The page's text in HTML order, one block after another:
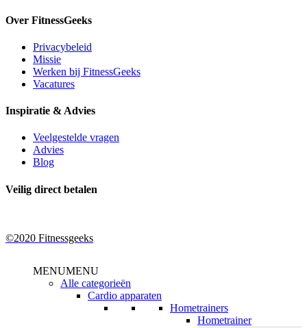
Over FitnessGeeks
Privacybeleid
Missie
Werken bij FitnessGeeks
Vacatures
Inspiratie & Advies
Veelgestelde vragen
Advies
Blog
Veilig direct betalen
©2020 Fitnessgeeks
MENUMENU
Alle categorieën
Cardio apparaten
Hometrainers
Hometrainer